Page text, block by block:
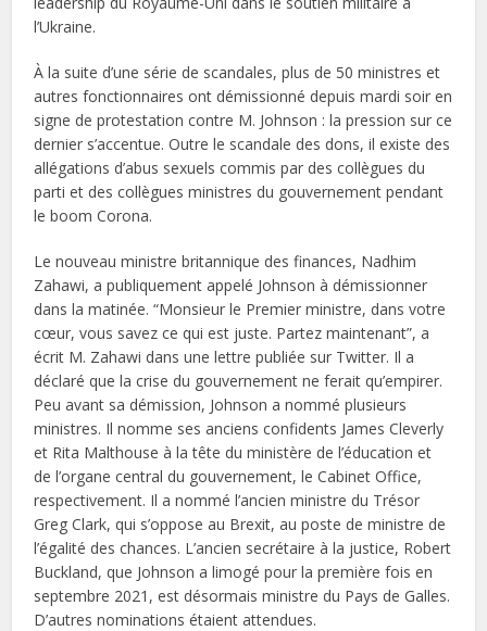
l’Ukraine.
À la suite d’une série de scandales, plus de 50 ministres et
autres fonctionnaires ont démissionné depuis mardi soir en
signe de protestation contre M. Johnson : la pression sur ce
dernier s’accentue. Outre le scandale des dons, il existe des
allégations d’abus sexuels commis par des collègues du
parti et des collègues ministres du gouvernement pendant
le boom Corona.
Le nouveau ministre britannique des finances, Nadhim
Zahawi, a publiquement appelé Johnson à démissionner
dans la matinée. “Monsieur le Premier ministre, dans votre
cœur, vous savez ce qui est juste. Partez maintenant”, a
écrit M. Zahawi dans une lettre publiée sur Twitter. Il a
déclaré que la crise du gouvernement ne ferait qu’empirer.
Peu avant sa démission, Johnson a nommé plusieurs
ministres. Il nomme ses anciens confidents James Cleverly
et Rita Malthouse à la tête du ministère de l’éducation et
de l’organe central du gouvernement, le Cabinet Office,
respectivement. Il a nommé l’ancien ministre du Trésor
Greg Clark, qui s’oppose au Brexit, au poste de ministre de
l’égalité des chances. L’ancien secrétaire à la justice, Robert
Buckland, que Johnson a limogé pour la première fois en
septembre 2021, est désormais ministre du Pays de Galles.
D’autres nominations étaient attendues.